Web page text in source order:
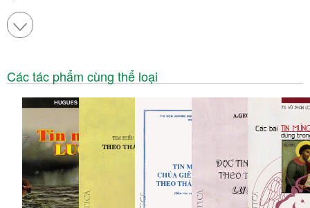
đường
Chú giải Lc 1,5-25
Chú giải Lc 1,26-38
51
Trỗi dậy và lên đường
Chú giải Lc 1,39-56
69
Đức Giêsu giáng sinh tại
Bếthlehem, chuyện tình
cờ?
Chú giải Lc 2,1-21
Cha trên trời và cha mẹ
trần gian
Chú giải Lc 2,41-52
Lc 13,22-30
481
Chỗ nhất - chỗ cuối . Chú
499
Ghét người thân, từ bỏ
của cải.
Chú giải Lc 14,25-
33
519
Một người hoán cải hơn
Các tác phẩm cùng thể loại